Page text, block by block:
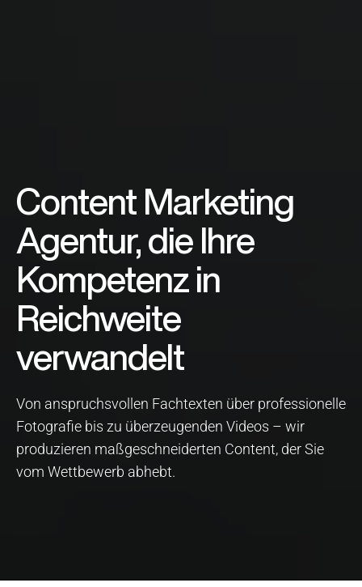
Content Marketing
Agentur, die Ihre
Kompetenz in
Reichweite
verwandelt
Von anspruchsvollen Fachtexten über professionelle
Fotografie bis zu überzeugenden Videos – wir
produzieren maßgeschneiderten Content, der Sie
vom Wettbewerb abhebt.